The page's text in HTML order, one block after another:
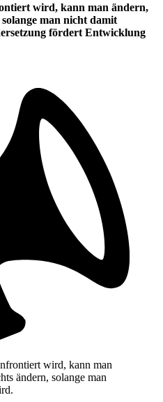
wird, kann man ändern,
man nicht damit
fördert Entwicklung
wird, kann man
ändern, solange man